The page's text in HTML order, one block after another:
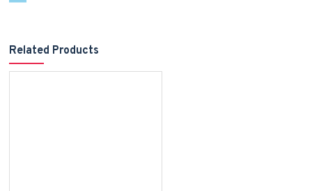
Related Products